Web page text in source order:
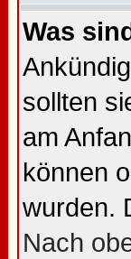
Was
sollten
am
können
wurden.
Nach